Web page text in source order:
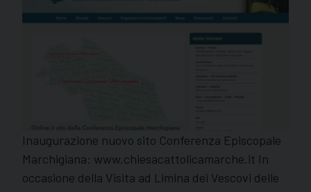
Inaugurazione nuovo sito Conferenza Episcopale
Marchigiana: www.chiesacattolicamarche.it In
occasione della Visita ad Limina dei Vescovi delle